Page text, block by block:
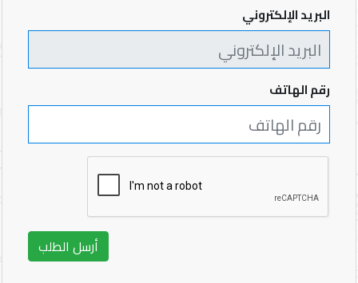
البريد الإلكتروني
رقم الهاتف
أرسل الطلب